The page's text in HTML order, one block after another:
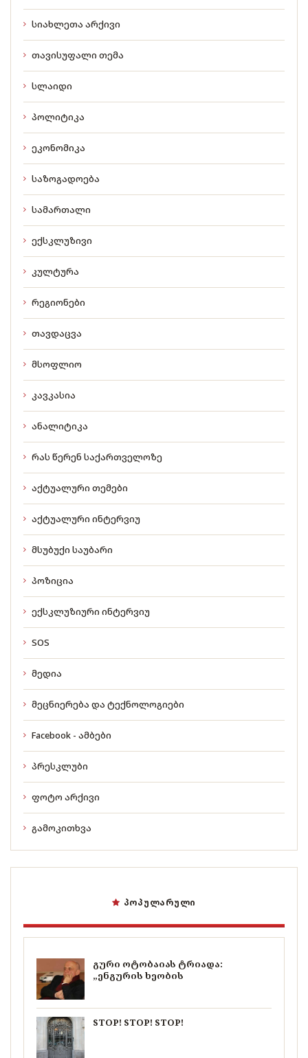
სიახლეთა არქივი
თავისუფალი თემა
სლაიდი
პოლიტიკა
ეკონომიკა
საზოგადოება
სამართალი
ექსკლუზივი
კულტურა
რეგიონები
თავდაცვა
მსოფლიო
კავკასია
ანალიტიკა
რას წერენ საქართველოზე
აქტუალური თემები
აქტუალური ინტერვიუ
მსუბუქი საუბარი
პოზიცია
ექსკლუზიური ინტერვიუ
SOS
მედია
მეცნიერება და ტექნოლოგიები
Facebook - ამბები
პრესკლუბი
ფოტო არქივი
გამოკითხვა
ᲞᲝᲞᲣᲚᲐᲠᲣᲚᲘ
გური ოტობაიას ტრიადა:
„ენგურის ხეობის
STOP! STOP! STOP!